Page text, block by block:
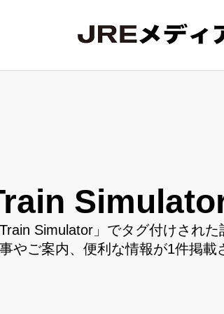
Simulator」でタグ付けされ
やご案内、便利な情報が1件掲載